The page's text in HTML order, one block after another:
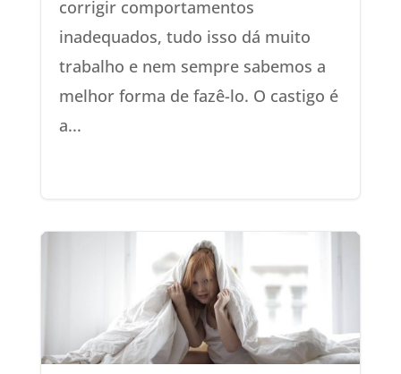
corrigir comportamentos
inadequados, tudo isso dá muito
trabalho e nem sempre sabemos a
melhor forma de fazê-lo. O castigo é
a...